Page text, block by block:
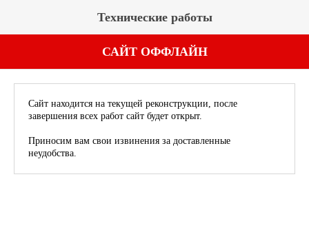
Технические работы
САЙТ ОФФЛАЙН
Сайт находится на текущей реконструкции, после
завершения всех работ сайт будет открыт.
Приносим вам свои извинения за доставленные
неудобства.